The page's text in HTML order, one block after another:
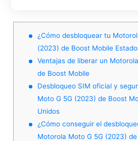
¿Cómo desbloquear tu
(2023) de Boost Mobile
Ventajas de liberar un
de Boost Mobile
Desbloqueo SIM oficial y
Moto G 5G (2023) de Boost
Unidos
¿Cómo conseguir el
Motorola Moto G 5G (2023)